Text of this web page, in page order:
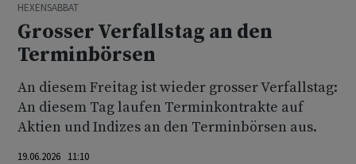
HEXENSABBAT
Grosser Verfallstag an den
Terminbörsen
An diesem Freitag ist wieder grosser Verfallstag:
An diesem Tag laufen Terminkontrakte auf
Aktien und Indizes an den Terminbörsen aus.
19.06.2026 11:10